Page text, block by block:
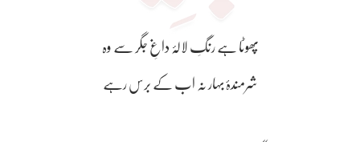
پھوٹا ہے رنگِ لالۂ داغِ جگر سے وہ
شرمندۂ بہار نہ اب کے برس رہے